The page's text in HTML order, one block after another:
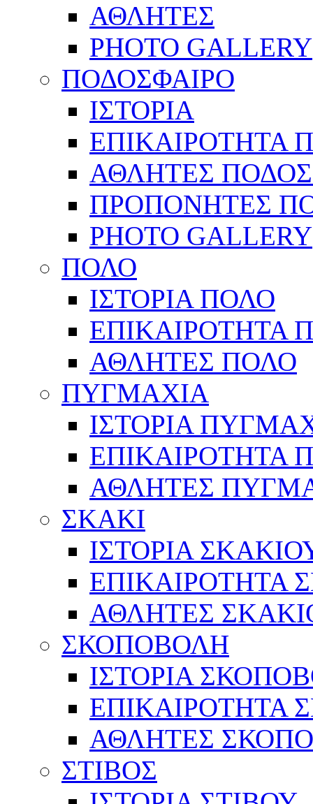
ΑΘΛΗΤΕΣ
PHOTO GALLERY
ΠΟΔΟΣΦΑΙΡΟ
ΙΣΤΟΡΙΑ
ΕΠΙΚΑΙΡΟΤΗΤΑ
ΑΘΛΗΤΕΣ
ΠΡΟΠΟΝΗΤΕΣ
PHOTO GALLERY
ΠΟΛΟ
ΙΣΤΟΡΙΑ ΠΟΛΟ
ΕΠΙΚΑΙΡΟΤΗΤΑ
ΑΘΛΗΤΕΣ ΠΟΛΟ
ΠΥΓΜΑΧΙΑ
ΙΣΤΟΡΙΑ
ΕΠΙΚΑΙΡΟΤΗΤΑ
ΑΘΛΗΤΕΣ
ΣΚΑΚΙ
ΙΣΤΟΡΙΑ
ΕΠΙΚΑΙΡΟΤΗΤΑ
ΑΘΛΗΤΕΣ
ΣΚΟΠΟΒΟΛΗ
ΙΣΤΟΡΙΑ
ΕΠΙΚΑΙΡΟΤΗΤΑ
ΑΘΛΗΤΕΣ
ΣΤΙΒΟΣ